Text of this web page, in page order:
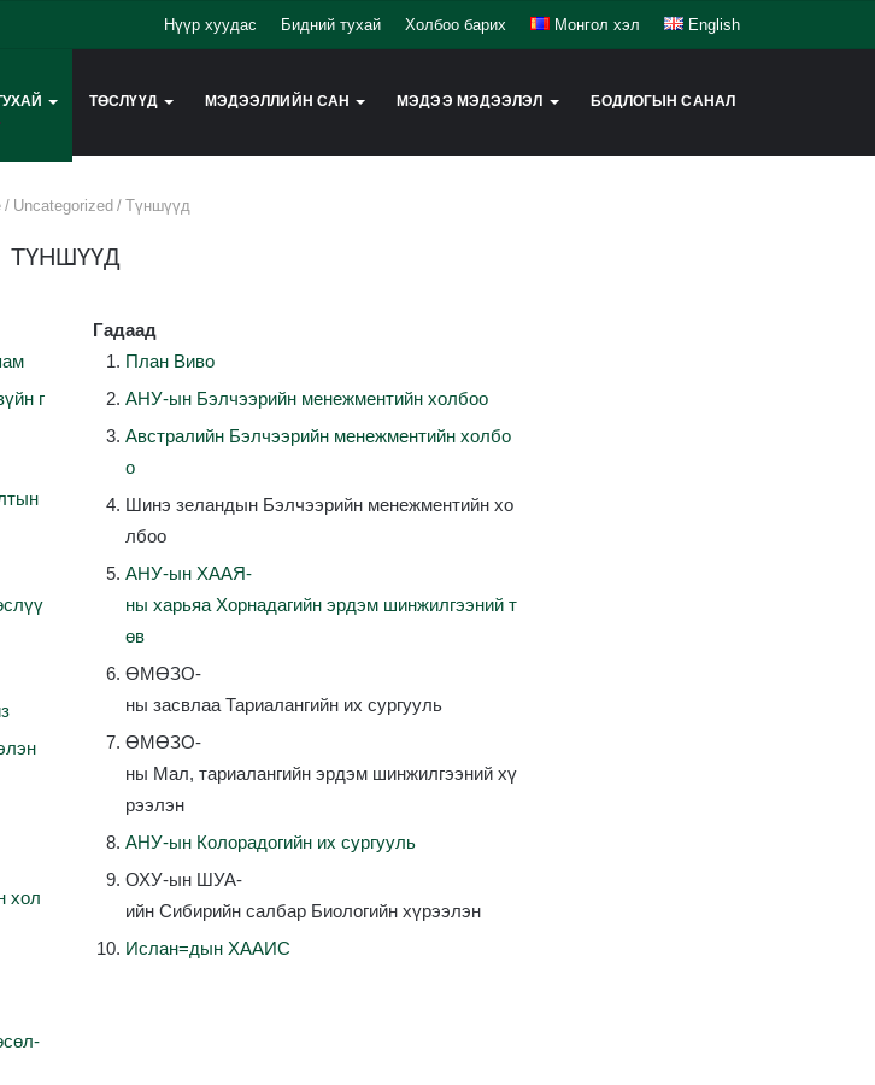
Нүүр хуудас Бидний тухай Холбоо барих Монгол хэл English
ТӨСЛҮҮД МЭДЭЭЛЛИЙН САН МЭДЭЭ МЭДЭЭЛЭЛ БОДЛОГЫН САНАЛ
/ Uncategorized / Түншүүд
ТҮНШҮҮД
Гадаад
г
хол
План Виво
АНУ-ын Бэлчээрийн менежментийн холбоо
Австралийн Бэлчээрийн менежментийн холбо
о
Шинэ зеландын Бэлчээрийн менежментийн хо
лбоо
АНУ-ын ХААЯ-
ны харьяа Хорнадагийн эрдэм шинжилгээний т
өв
ӨМӨЗО-
ны засвлаа Тариалангийн их сургууль
ӨМӨЗО-
ны Мал, тариалангийн эрдэм шинжилгээний хү
рээлэн
АНУ-ын Колорадогийн их сургууль
ОХУ-ын ШУА-
ийн Сибирийн салбар Биологийн хүрээлэн
Ислан=дын ХААИС